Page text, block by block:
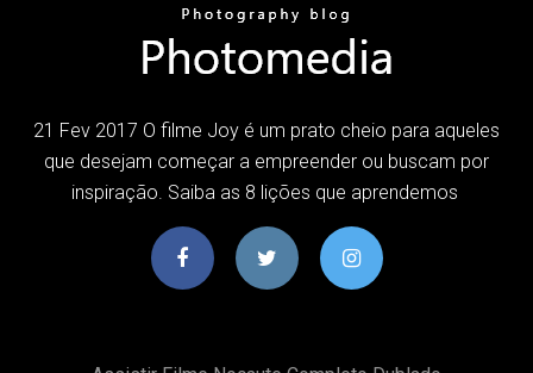
21 Fev 2017 O filme Joy é um prato cheio para aqueles
que desejam começar a empreender ou buscam por
inspiração. Saiba as 8 lições que aprendemos